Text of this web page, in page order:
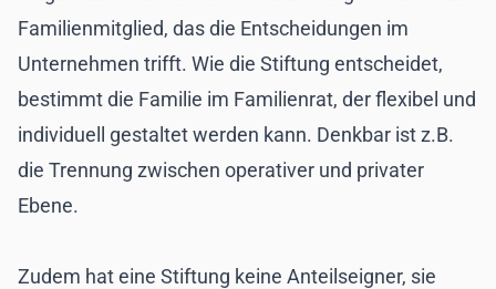
Familienmitglied, das die Entscheidungen im
Unternehmen trifft. Wie die Stiftung entscheidet,
bestimmt die Familie im Familienrat, der flexibel und
individuell gestaltet werden kann. Denkbar ist z.B.
die Trennung zwischen operativer und privater
Ebene.
Zudem hat eine Stiftung keine Anteilseigner, sie